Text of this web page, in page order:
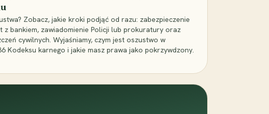
Zobacz, jakie kroki podjąć od razu: zabezpieczenie
z bankiem, zawiadomienie Policji lub prokuratury oraz
cywilnych. Wyjaśniamy, czym jest oszustwo w
Kodeksu karnego i jakie masz prawa jako pokrzywdzony.